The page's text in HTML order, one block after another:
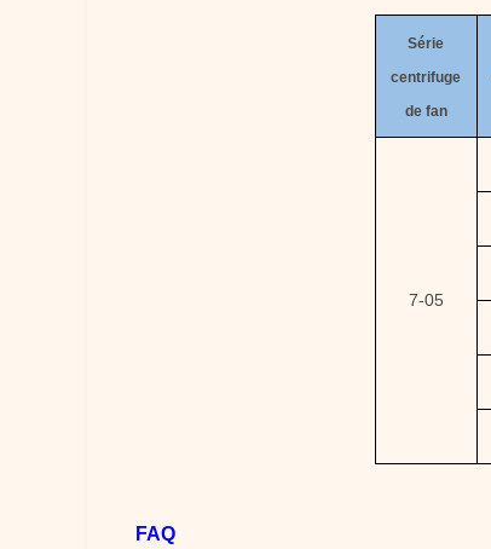
Série
centrifuge
de fan
7-05